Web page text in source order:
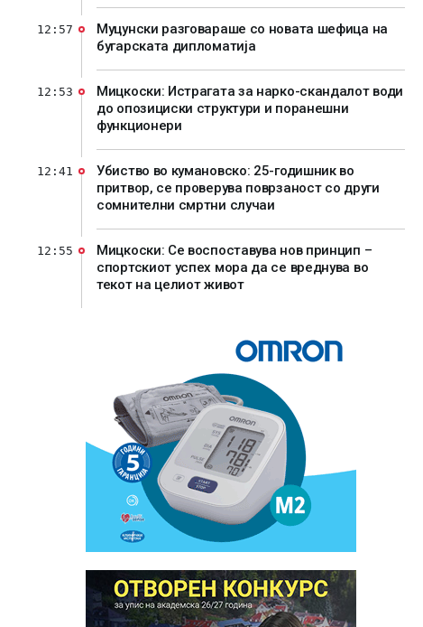
Муцунски разговараше со новата шефица на
бугарската дипломатија
12:57
Мицкоски: Истрагата за нарко-скандалот води
до опозициски структури и поранешни
функционери
12:53
Убиство во кумановско: 25-годишник во
притвор, се проверува поврзаност со други
сомнителни смртни случаи
12:41
Мицкоски: Се воспоставува нов принцип –
спортскиот успех мора да се вреднува во
текот на целиот живот
12:55